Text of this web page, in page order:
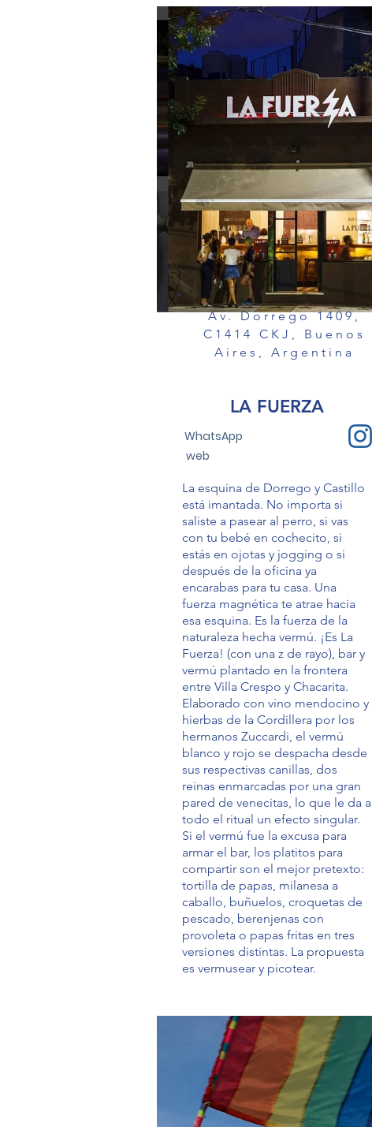
Av. Dorrego 1409,
C1414 CKJ, Buenos
Aires, Argentina
LA FUERZA
WhatsApp
web
La esquina de Dorrego y Castillo
está imantada. No importa si
saliste a pasear al perro, si vas
con tu bebé en cochecito, si
estás en ojotas y jogging o si
después de la oficina ya
encarabas para tu casa. Una
fuerza magnética te atrae hacia
esa esquina. Es la fuerza de la
naturaleza hecha vermú. ¡Es La
Fuerza! (con una z de rayo), bar y
vermú plantado en la frontera
entre Villa Crespo y Chacarita.
Elaborado con vino mendocino y
hierbas de la Cordillera por los
hermanos Zuccardi, el vermú
blanco y rojo se despacha desde
sus respectivas canillas, dos
reinas enmarcadas por una gran
pared de venecitas, lo que le da a
todo el ritual un efecto singular.
Si el vermú fue la excusa para
armar el bar, los platitos para
compartir son el mejor pretexto:
tortilla de papas, milanesa a
caballo, buñuelos, croquetas de
pescado, berenjenas con
provoleta o papas fritas en tres
versiones distintas. La propuesta
es vermusear y picotear.